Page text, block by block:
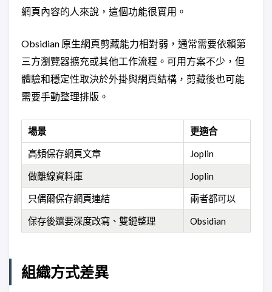
網頁內容的人來說，這個功能很實用。
Obsidian 原生網頁剪藏能力相對弱，通常需要依賴第
三方瀏覽器擴充或其他工作流程。可用方案不少，但
體驗和穩定性取決於外掛與網頁結構，剪藏後也可能
需要手動整理排版。
場景 更適合
高頻保存網頁文章 Joplin
做離線資料庫 Joplin
只偶爾保存網頁連結 兩者都可以
保存後還要深度改寫、雙鏈整理 Obsidian
組織方式差異